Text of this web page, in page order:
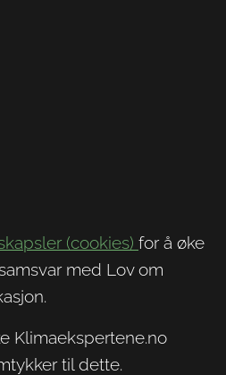
(cookies) for å øke
med Lov om
Klimaekspertene.no
til dette.